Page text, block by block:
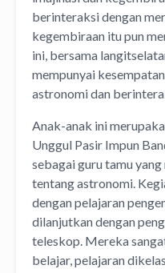
berinteraksi dengan
kegembiraan itu pun
ini, bersama
mempunyai
astronomi dan
Anak-anak ini
Unggul Pasir Impun
sebagai guru tamu
tentang astronomi.
dengan pelajaran
dilanjutkan dengan
teleskop. Mereka
belajar, pelajaran